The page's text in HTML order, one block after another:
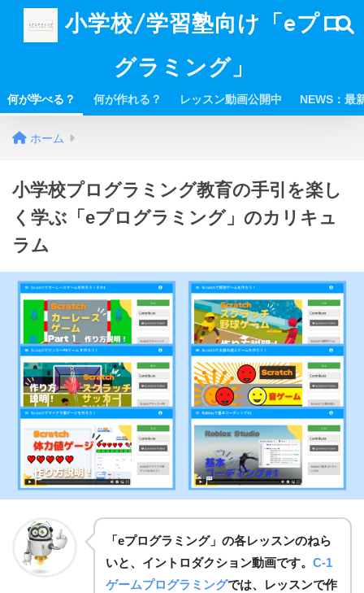
小学校/学習塾向け「eプロ
グラミング」
何が学べる？ 何が作れる？ レッスン動画公開中 NEWS：最
ホーム
小学校プログラミング教育の手引を楽し
く学ぶ「eプログラミング」のカリキュ
ラム
「eプログラミング」の各レッスンのねら
いと、イントロダクション動画です。 C-1
ゲームプログラミングでは、レッスンで作